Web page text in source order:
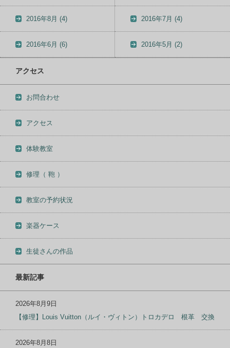
2016年8月 (4) 2016年7月 (4)
2016年6月 (6) 2016年5月 (2)
アクセス
お問合わせ
アクセス
体験教室
修理（ 鞄 ）
教室の予約状況
楽器ケース
生徒さんの作品
最新記事
2026年8月9日
【修理】Louis Vuitton（ルイ・ヴィトン）トロカデロ 根革 交換
2026年8月8日